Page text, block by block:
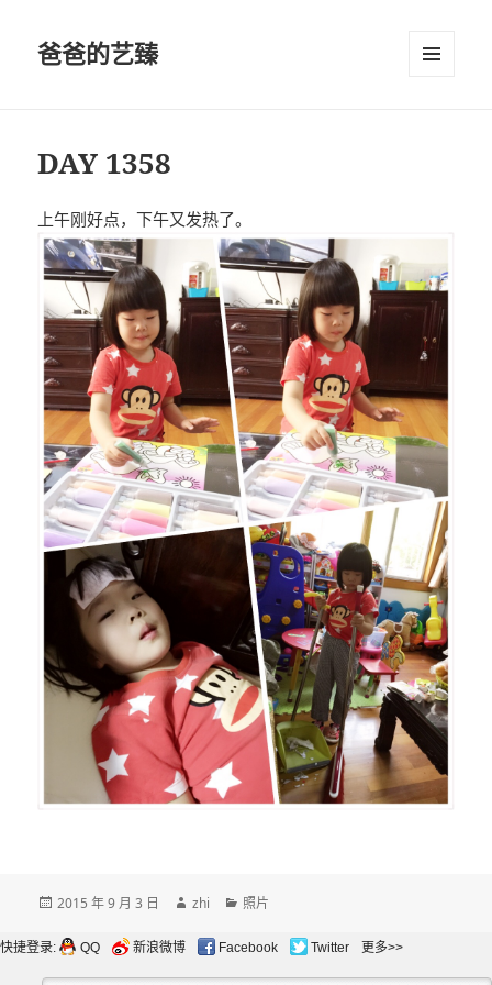
爸爸的艺臻
DAY 1358
上午刚好点，下午又发热了。
发
于
2015 年 9 月 3 日
作
zhi
分
照片
快捷登录: QQ 新浪微博 Facebook Twitter 更多>>